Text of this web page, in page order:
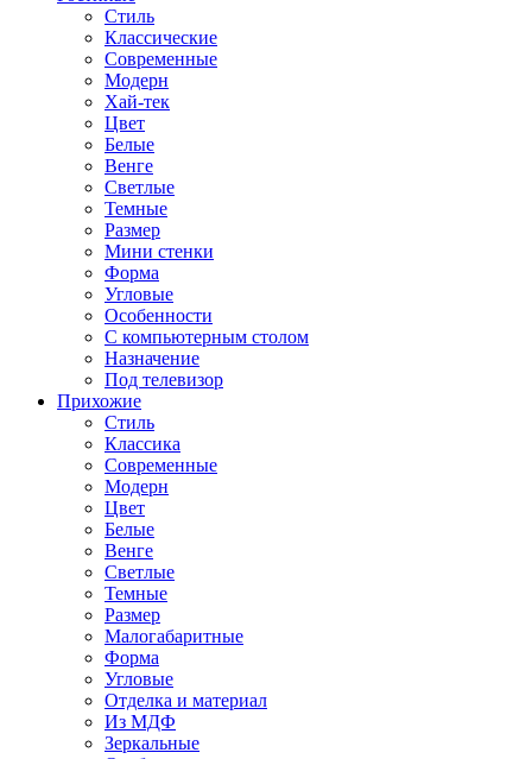
Стиль
Классические
Современные
Модерн
Хай-тек
Цвет
Белые
Венге
Светлые
Темные
Размер
Мини стенки
Форма
Угловые
Особенности
С компьютерным столом
Назначение
Под телевизор
Прихожие
Стиль
Классика
Современные
Модерн
Цвет
Белые
Венге
Светлые
Темные
Размер
Малогабаритные
Форма
Угловые
Отделка и материал
Из МДФ
Зеркальные